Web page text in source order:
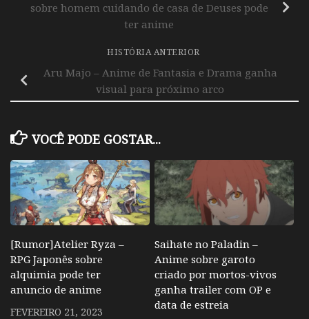
sobre homem cuidando de casa de Deuses pode
ter anime
HISTÓRIA ANTERIOR
Aru Majo – Anime de Fantasia e Drama ganha
visual para próximo arco
VOCÊ PODE GOSTAR...
[Rumor]Atelier Ryza –
RPG Japonês sobre
alquimia pode ter
anuncio de anime
FEVEREIRO 21, 2023
Saihate no Paladin –
Anime sobre garoto
criado por mortos-vivos
ganha trailer com OP e
data de estreia